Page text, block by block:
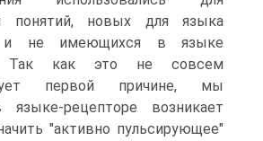
понятий, новых для языка
и не имеющихся в языке
Так как это не совсем
первой причине, мы
рецепторе возникает
"активно пульсирующее"